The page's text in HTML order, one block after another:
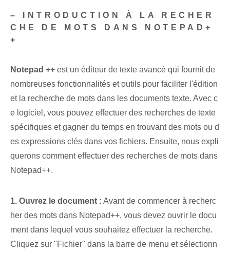
– INTRODUCTION À LA RECHER
CHE DE MOTS DANS NOTEPAD+
+
Notepad ++ est un éditeur de texte avancé qui fournit de
nombreuses fonctionnalités et outils pour faciliter l'édition
et la recherche de mots dans les documents texte. Avec c
e logiciel, vous pouvez effectuer des recherches de texte
spécifiques et gagner du temps en trouvant des mots ou d
es expressions clés dans vos fichiers. Ensuite, nous expli
querons comment effectuer des recherches de mots dans
Notepad++.
1. Ouvrez le document : Avant de commencer à recherc
her des mots dans Notepad++, vous devez ouvrir le docu
ment dans lequel vous souhaitez effectuer la recherche.
Cliquez sur "Fichier" dans la barre de menu et sélectionn